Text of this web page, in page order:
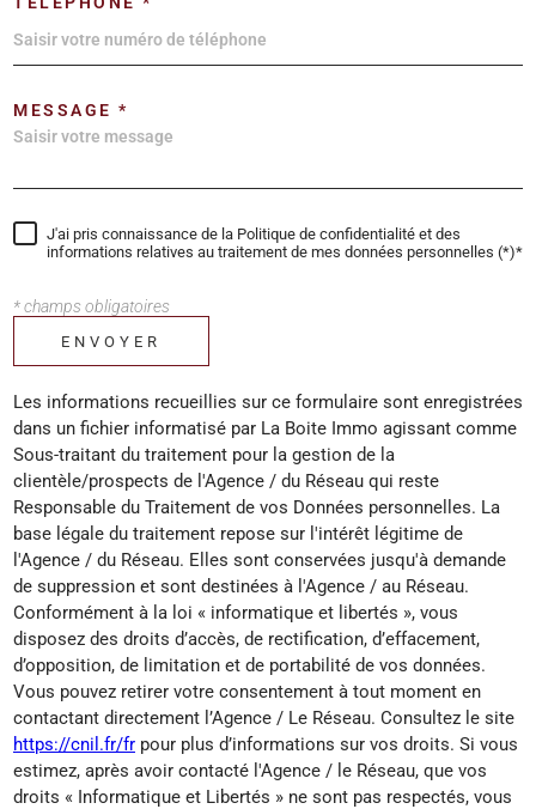
MESSAGE *
J'ai pris connaissance de la Politique de confidentialité et des
informations relatives au traitement de mes données personnelles (*)*
* champs obligatoires
ENVOYER
Les informations recueillies sur ce formulaire sont enregistrées
dans un fichier informatisé par La Boite Immo agissant comme
Sous-traitant du traitement pour la gestion de la
clientèle/prospects de l'Agence / du Réseau qui reste
Responsable du Traitement de vos Données personnelles. La
base légale du traitement repose sur l'intérêt légitime de
l'Agence / du Réseau. Elles sont conservées jusqu'à demande
de suppression et sont destinées à l'Agence / au Réseau.
Conformément à la loi « informatique et libertés », vous
disposez des droits d’accès, de rectification, d’effacement,
d’opposition, de limitation et de portabilité de vos données.
Vous pouvez retirer votre consentement à tout moment en
contactant directement l’Agence / Le Réseau. Consultez le site
https://cnil.fr/fr pour plus d’informations sur vos droits. Si vous
estimez, après avoir contacté l'Agence / le Réseau, que vos
droits « Informatique et Libertés » ne sont pas respectés, vous